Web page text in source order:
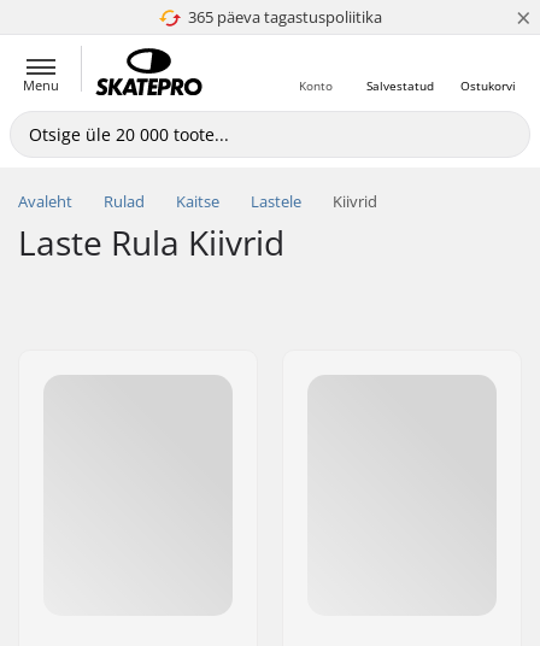
365 päeva tagastuspoliitika
4.8 paljaks 5 ×
Menu Ostukorvi
Salvestatud
Konto
Avaleht Rulad Kaitse Lastele Kiivrid
Laste Rula Kiivrid